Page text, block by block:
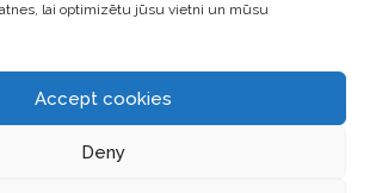
lai optimizētu jūsu vietni un mūsu
Accept cookies
Deny
losjons sejas attīrīšanai